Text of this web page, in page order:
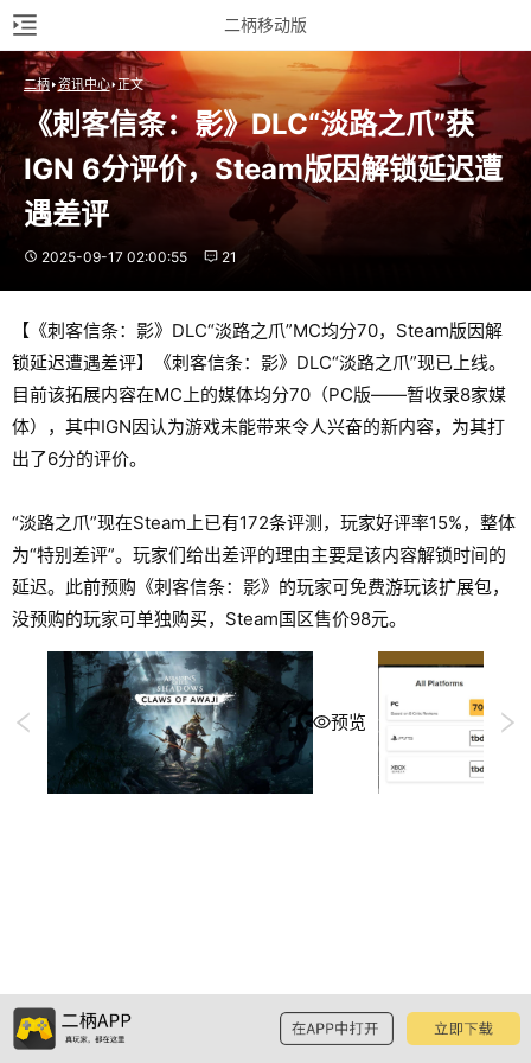
二柄移动版
二柄 资讯中心 正文
《刺客信条：影》DLC“淡路之爪”获
IGN 6分评价，Steam版因解锁延迟遭
遇差评
2025-09-17 02:00:55 21
【《刺客信条：影》DLC“淡路之爪”MC均分70，Steam版因解
锁延迟遭遇差评】《刺客信条：影》DLC“淡路之爪”现已上线。
目前该拓展内容在MC上的媒体均分70（PC版——暂收录8家媒
体），其中IGN因认为游戏未能带来令人兴奋的新内容，为其打
出了6分的评价。
“淡路之爪”现在Steam上已有172条评测，玩家好评率15%，整体
为“特别差评”。玩家们给出差评的理由主要是该内容解锁时间的
延迟。此前预购《刺客信条：影》的玩家可免费游玩该扩展包，
没预购的玩家可单独购买，Steam国区售价98元。
预览